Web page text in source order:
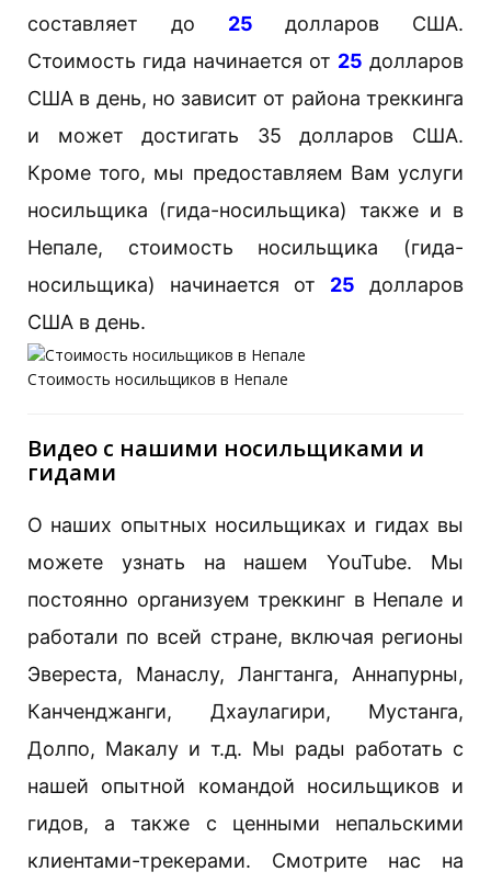
составляет до 25 долларов США.
Стоимость гида начинается от 25 долларов
США в день, но зависит от района треккинга
и может достигать 35 долларов США.
Кроме того, мы предоставляем Вам услуги
носильщика (гида-носильщика) также и в
Непале, стоимость носильщика (гида-
носильщика) начинается от 25 долларов
США в день.
Стоимость носильщиков в Непале
Видео с нашими носильщиками и
гидами
О наших опытных носильщиках и гидах вы
можете узнать на нашем YouTube. Мы
постоянно организуем треккинг в Непале и
работали по всей стране, включая регионы
Эвереста, Манаслу, Лангтанга, Аннапурны,
Канченджанги, Дхаулагири, Мустанга,
Долпо, Макалу и т.д. Мы рады работать с
нашей опытной командой носильщиков и
гидов, а также с ценными непальскими
клиентами-трекерами. Смотрите нас на